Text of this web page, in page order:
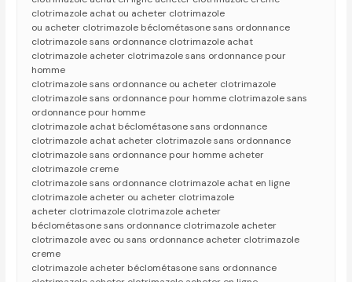
clotrimazole achat ou acheter clotrimazole
ou acheter clotrimazole béclométasone sans ordonnance
clotrimazole sans ordonnance clotrimazole achat
clotrimazole acheter clotrimazole sans ordonnance pour
homme
clotrimazole sans ordonnance ou acheter clotrimazole
clotrimazole sans ordonnance pour homme clotrimazole sans
ordonnance pour homme
clotrimazole achat béclométasone sans ordonnance
clotrimazole achat acheter clotrimazole sans ordonnance
clotrimazole sans ordonnance pour homme acheter
clotrimazole creme
clotrimazole sans ordonnance clotrimazole achat en ligne
clotrimazole acheter ou acheter clotrimazole
acheter clotrimazole clotrimazole acheter
béclométasone sans ordonnance clotrimazole acheter
clotrimazole avec ou sans ordonnance acheter clotrimazole
creme
clotrimazole acheter béclométasone sans ordonnance